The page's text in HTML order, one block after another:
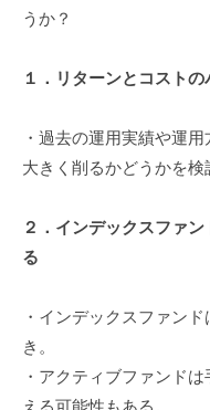
うか？
１．リターンとコスト
・過去の運用実績や運
大きく削るかどうかを検
２．インデックスファ
る
・インデックスファン
き。
・アクティブファンド